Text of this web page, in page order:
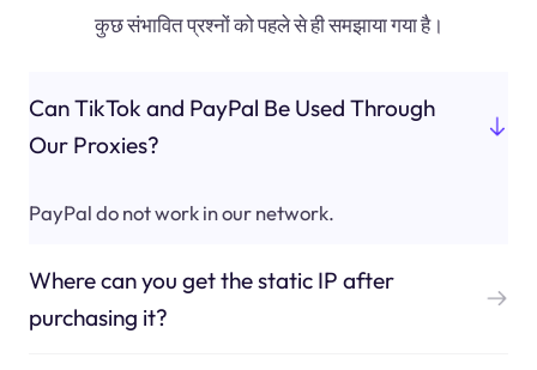
कुछ संभावित प्रश्नों को पहले से ही समझाया गया है।
Can TikTok and PayPal Be Used Through
Our Proxies?
PayPal do not work in our network.
Where can you get the static IP after
purchasing it?